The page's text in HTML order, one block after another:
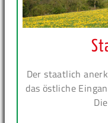
Der staatlich
das östliche